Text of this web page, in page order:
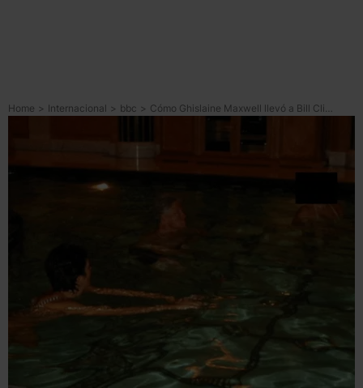
Home > Internacional > bbc > Cómo Ghislaine Maxwell llevó a Bill Clinton al círculo de Jeffrey Epstein